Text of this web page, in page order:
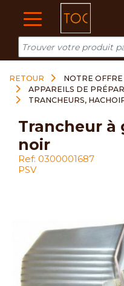
RETOUR NOTRE OFFRE
APPAREILS DE
TRANCHEURS,
trancheur à gravité ø 20 cm
noir
Ref: 0300001687
PSV
Cookies management panel